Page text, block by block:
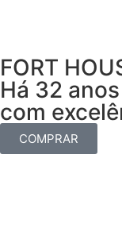
FORT
Há 32
com
COMPRAR